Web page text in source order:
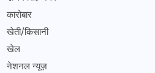
कारोबार
खेती/किसानी
खेल
नेशनल न्यूज़